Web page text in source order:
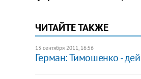
ЧИТАЙТЕ ТАКЖЕ
13 сентября 2011, 16:56
Герман: Тимошенко -